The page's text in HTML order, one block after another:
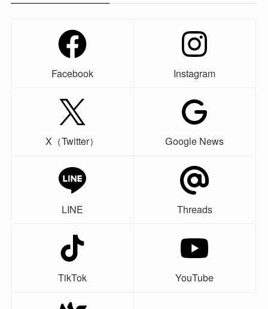
Facebook Instagram
X（Twitter） Google News
LINE Threads
TikTok YouTube